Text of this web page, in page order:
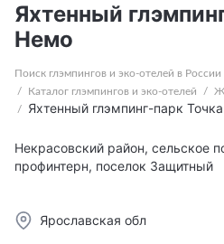
Яхтенный
Немо
Поиск глэмпингов и эко-отелей в России
Каталог глэмпингов и эко-отелей
Яхтенный глэмпинг-парк
Некрасовский район, сельское
профинтерн, поселок Защитный
Ярославская обл